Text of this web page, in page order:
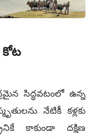
కోట
సిద్ధవటంలో ఉన్న
నేటికీ కళ్లకు
కాకుండా దక్షిణ